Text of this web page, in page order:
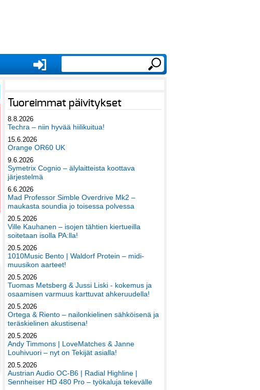
Tuoreimmat päivitykset
8.8.2026
Techra – niin hyvää hiilikuitua!
15.6.2026
Orange OR60 UK
9.6.2026
Symetrix Cognio – älylaitteista koottava
järjestelmä
6.6.2026
Mad Professor Simble Overdrive Mk2 –
maukasta soundia jo toisessa polvessa
20.5.2026
Ville Kauhanen – isojen tähtien kiertueilla
soitetaan isolla PA:lla!
20.5.2026
1010Music Bento | Waldorf Protein – midi-
muusikon aarteet!
20.5.2026
Tuomas Metsberg & Jussi Liski - kokemus ja
osaamisen varmuus karttuvat ahkeruudella!
20.5.2026
Ortega & Riento – nailonkielinen sähköisenä ja
teräskielinen akustisena!
20.5.2026
Andy Timmons | LoveMatches & Janne
Louhivuori – nyt on Tekijät asialla!
20.5.2026
Austrian Audio OC-B6 | Radial Highline |
Sennheiser HD 480 Pro – työkaluja tekevälle